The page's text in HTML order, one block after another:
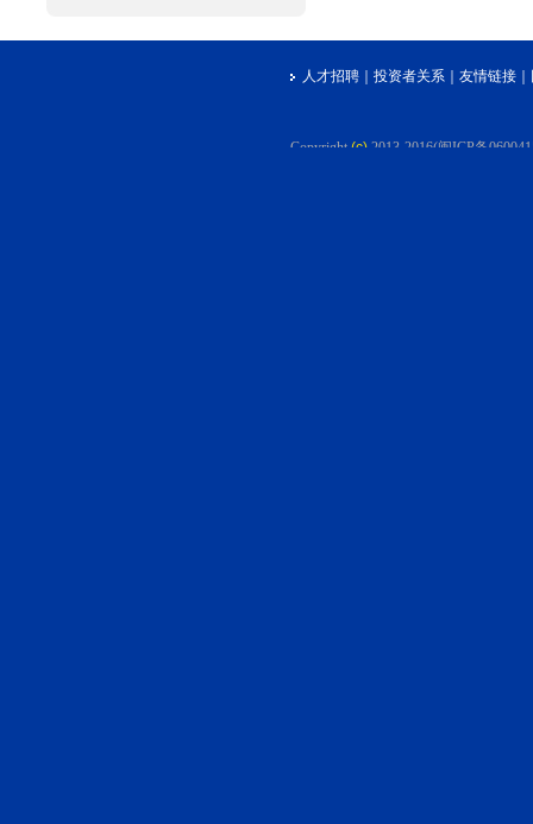
人才招聘 投资者关系 友情链接
Copyright (c) 2013-2016(闽ICP备